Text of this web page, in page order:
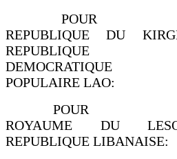
POUR
REPUBLIQUE DU
REPUBLIQUE
POPULAIRE LAO:
POUR
ROYAUME DU
REPUBLIQUE LIBANAISE: